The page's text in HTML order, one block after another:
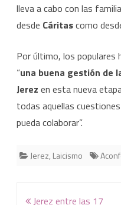
lleva a cabo con las
desde Cáritascomo
Por último, los populares
“una buena gestión de
Jerez en esta nueva
todas aquellas
pueda colaborar”.
Jerez, Laicismo
Navegación
Jerez entre las 17